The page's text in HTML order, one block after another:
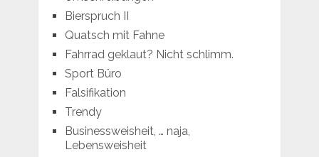
Bierspruch II
Quatsch mit Fahne
Fahrrad geklaut? Nicht schlimm.
Sport Büro
Falsifikation
Trendy
Businessweisheit, … naja,
Lebensweisheit